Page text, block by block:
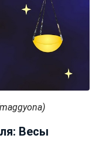
Весы